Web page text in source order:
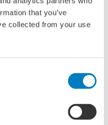
that you’ve
collected from your use
(SMR) door Allseas
impact.